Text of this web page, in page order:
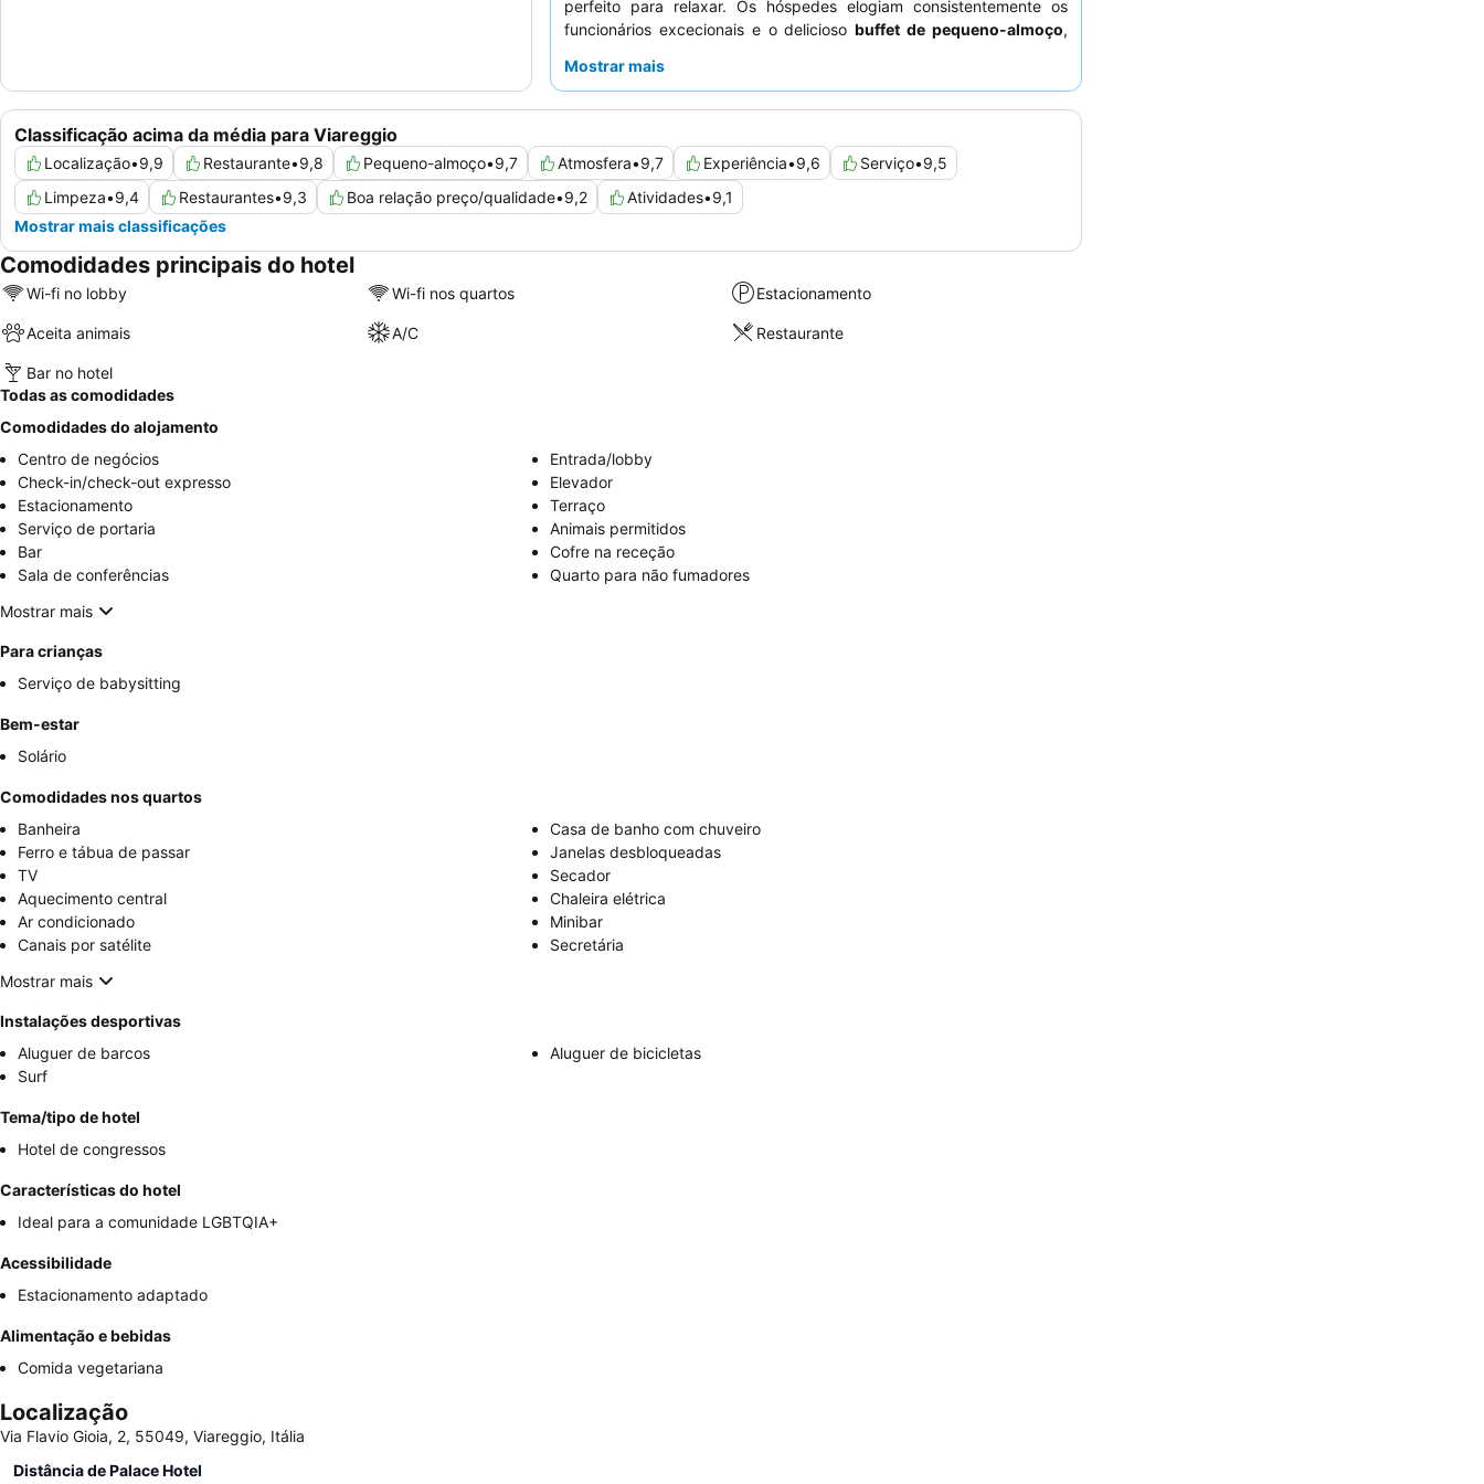
perfeito para relaxar. Os hóspedes elogiam consistentemente os
funcionários excecionais e o deliciosobuffet de pequeno-almoço,
pastelaria fresca e iguarias locais. Para uma experiência
Mostrar mais
Classificação acima da média para Viareggio
Localização•9,9 Restaurante•9,8 Pequeno-almoço•9,7 Atmosfera•9,7 Experiência•9,6 Serviço•9,5
Limpeza•9,4 Restaurantes•9,3 Boa relação preço/qualidade•9,2 Atividades•9,1
Mostrar mais classificações
Comodidades principais do hotel
Wi-fi no lobby Wi-fi nos quartos Estacionamento
Aceita animais A/C Restaurante
Bar no hotel
Todas as comodidades
Comodidades do alojamento
Centro de negócios
Entrada/lobby
Check-in/check-out expresso
Elevador
Estacionamento
Terraço
Serviço de portaria
Animais permitidos
Bar
Cofre na receção
Sala de conferências
Quarto para não fumadores
Mostrar mais
Para crianças
Serviço de babysitting
Bem-estar
Solário
Comodidades nos quartos
Banheira
Casa de banho com chuveiro
Ferro e tábua de passar
Janelas desbloqueadas
TV
Secador
Aquecimento central
Chaleira elétrica
Ar condicionado
Minibar
Canais por satélite
Secretária
Mostrar mais
Instalações desportivas
Aluguer de barcos
Aluguer de bicicletas
Surf
Tema/tipo de hotel
Hotel de congressos
Características do hotel
Ideal para a comunidade LGBTQIA+
Acessibilidade
Estacionamento adaptado
Alimentação e bebidas
Comida vegetariana
Localização
Via Flavio Gioia, 2, 55049, Viareggio, Itália
Distância de Palace Hotel